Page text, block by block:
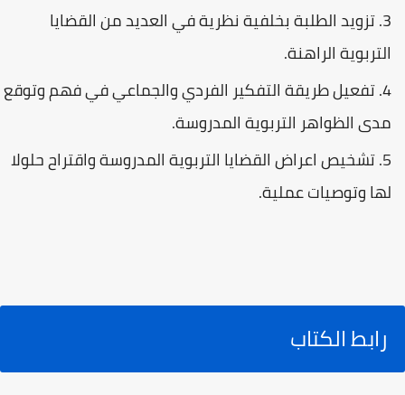
تزويد الطلبة بخلفية نظرية في العديد من القضايا
التربوية الراهنة.
تفعيل طريقة التفكير الفردي والجماعي في فهم وتوقع
مدى الظواهر التربوية المدروسة.
تشخيص اعراض القضايا التربوية المدروسة واقتراح حلولا
لها وتوصيات عملية.
رابط الكتاب